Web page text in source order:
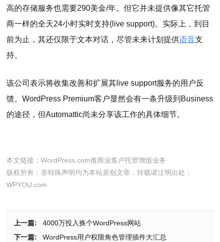
高的存储服务也需要290美金/年。但它并未提供像其它托管
商一样的全天24小时实时支持(live support)。实际上，到目
前为止，其还仅限于文本对话，尽管未来计划提供语音支
持。
该公司表示将收集改善和扩展其live support服务的用户反
馈。WordPress Premium客户显然会有一条升级到Business
的途径，但Automattic尚未分享该工作的具体细节。
本文链接：WordPress.com推商业客户托管增值业务
版权所有：非特殊声明均为本站原创文章，转载请注明出处：
WPYOU.com
上一篇:
4000万投入换个WordPress网站
下一篇:
WordPress用户权限角色管理插件大汇总